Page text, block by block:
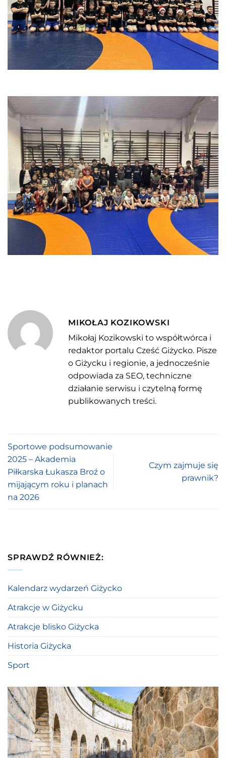
MIKOŁAJ KOZIKOWSKI
Mikołaj Kozikowski to współtwórca i
redaktor portalu Cześć Giżycko. Pisze
o Giżycku i regionie, a jednocześnie
odpowiada za SEO, techniczne
działanie serwisu i czytelną formę
publikowanych treści.
Sportowe podsumowanie
2025 – Akademia
Piłkarska Łukasza Broź o
mijającym roku i planach
na 2026
Czym zajmuje się
prawnik?
SPRAWDŹ RÓWNIEŻ:
Kalendarz wydarzeń Giżycko
Atrakcje w Giżycku
Atrakcje blisko Giżycka
Historia Giżycka
Sport